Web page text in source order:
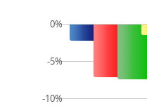
0%
-5%
-10%